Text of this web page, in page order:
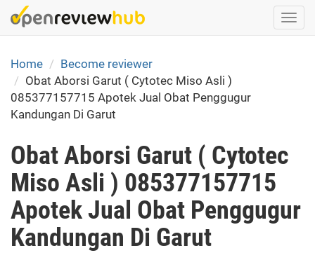
Skip
to
content
Home
Become reviewer
Obat Aborsi Garut ( Cytotec Miso Asli )
085377157715 Apotek Jual Obat Penggugur
Kandungan Di Garut
Obat Aborsi Garut ( Cytotec
Miso Asli ) 085377157715
Apotek Jual Obat Penggugur
Kandungan Di Garut